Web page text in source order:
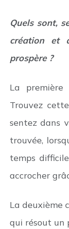
Quels sont,
création et
prospère ?
La
Trouvez
sentez dans
trouvée,
temps
accrocher
La deuxième
qui résout un